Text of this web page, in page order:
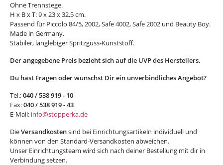
Ohne Trennstege.
H x B x T: 9 x 23 x 32,5 cm.
Passend für Piccolo 84/5, 2002, Safe 4002, Safe 2002 und Beauty Boy.
Made in Germany.
Stabiler, langlebiger Spritzguss-Kunststoff.
Der angegebene Preis bezieht sich auf die UVP des Herstellers.
Du hast Fragen oder wünschst Dir ein unverbindliches Angebot?
Tel.:040 / 538 919 - 10
Fax:040 / 538 919 - 43
E-Mail: info@stopperka.de
DieVersandkostensind bei Einrichtungsartikeln individuell und
können von den Standard-Versandkosten abweichen.
Unser Einrichtungsteam wird sich nach deiner Bestellung mit dir in
Verbindung setzen.